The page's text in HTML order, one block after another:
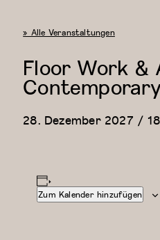
« Alle Veranstaltungen
Floor Work &
28. Dezember 2027 /
Zum Kalender hinzufügen